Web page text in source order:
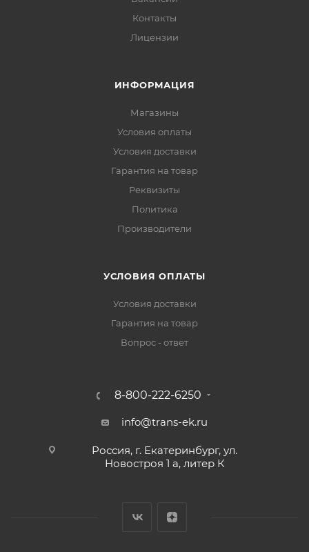
Контакты
Лицензии
ИНФОРМАЦИЯ
Магазины
Условия оплаты
Условия доставки
Гарантия на товар
Реквизиты
Политика
Производители
УСЛОВИЯ ОПЛАТЫ
Условия доставки
Гарантия на товар
Вопрос - ответ
8-800-222-6250
info@trans-ek.ru
Россия, г. Екатеринбург, ул.
Новостроя 1 а, литер К